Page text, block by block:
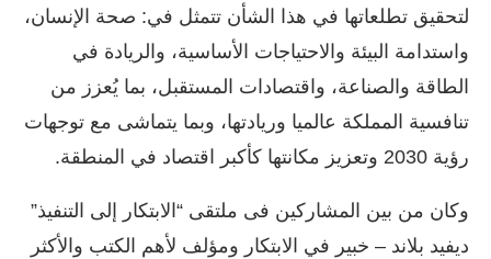
لتحقيق تطلعاتها في هذا الشأن تتمثل في: صحة الإنسان،
واستدامة البيئة والاحتياجات الأساسية، والريادة في
الطاقة والصناعة، واقتصادات المستقبل، بما يُعزز من
تنافسية المملكة عالميا وريادتها، وبما يتماشى مع توجهات
رؤية 2030 وتعزيز مكانتها كأكبر اقتصاد في المنطقة.
وكان من بين المشاركين فى ملتقى “الابتكار إلى التنفيذ”
ديفيد بلاند – خبير في الابتكار ومؤلف لأهم الكتب والأكثر